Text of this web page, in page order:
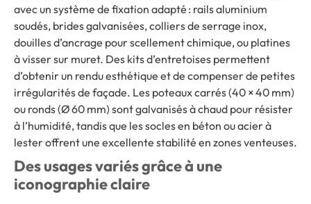
avec un système de fixation adapté : rails aluminium
soudés, brides galvanisées, colliers de serrage inox,
douilles d’ancrage pour scellement chimique, ou platines
à visser sur muret. Des kits d’entretoises permettent
d’obtenir un rendu esthétique et de compenser de petites
irrégularités de façade. Les poteaux carrés (40 × 40 mm)
ou ronds (Ø 60 mm) sont galvanisés à chaud pour résister
à l’humidité, tandis que les socles en béton ou acier à
lester offrent une excellente stabilité en zones venteuses.
Des usages variés grâce à une
iconographie claire